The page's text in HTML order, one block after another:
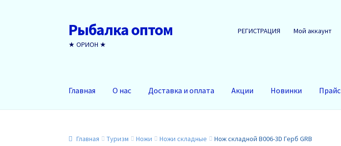
Перейти
к
навигации
Перейти
к
содержимому
Рыбалка оптом
★ ОРИОН ★
РЕГИСТРАЦИЯ Мой аккаунт
Главная О нас Доставка и оплата Акции Новинки Прайс
Главная Туризм Ножи Ножи складные Нож складной B006-3D Герб GRB